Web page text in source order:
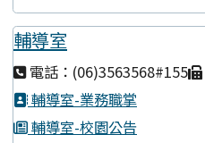
輔導室
電話：(06)3563568#155
輔導室-業務職掌
輔導室-校園公告